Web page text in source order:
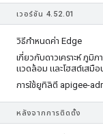
เวอร์ชัน 4. 52.01
วิธีกําหนดค่า Edge
เกี่ยวกับดาวเคราะห์ ภูมิ
แวดล้อม และโฮสต์เสมือ
การใช้ยูทิลิตี apigee-
หลังจากการติดตั้ง